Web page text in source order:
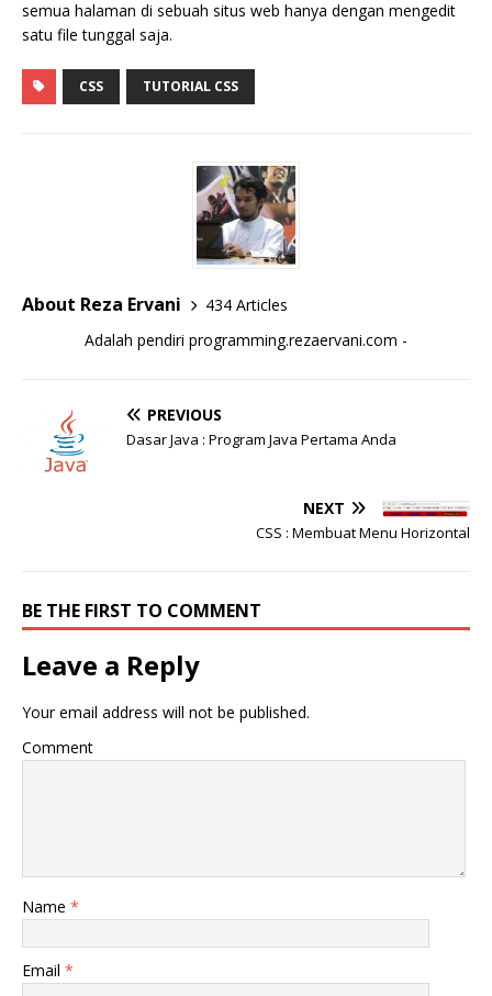
semua halaman di sebuah situs web hanya dengan mengedit
satu file tunggal saja.
CSS TUTORIAL CSS
About Reza Ervani
434 Articles
Adalah pendiri programming.rezaervani.com -
PREVIOUS
Dasar Java : Program Java Pertama Anda
NEXT
CSS : Membuat Menu Horizontal
BE THE FIRST TO COMMENT
Leave a Reply
Your email address will not be published.
Comment
Name *
Email *